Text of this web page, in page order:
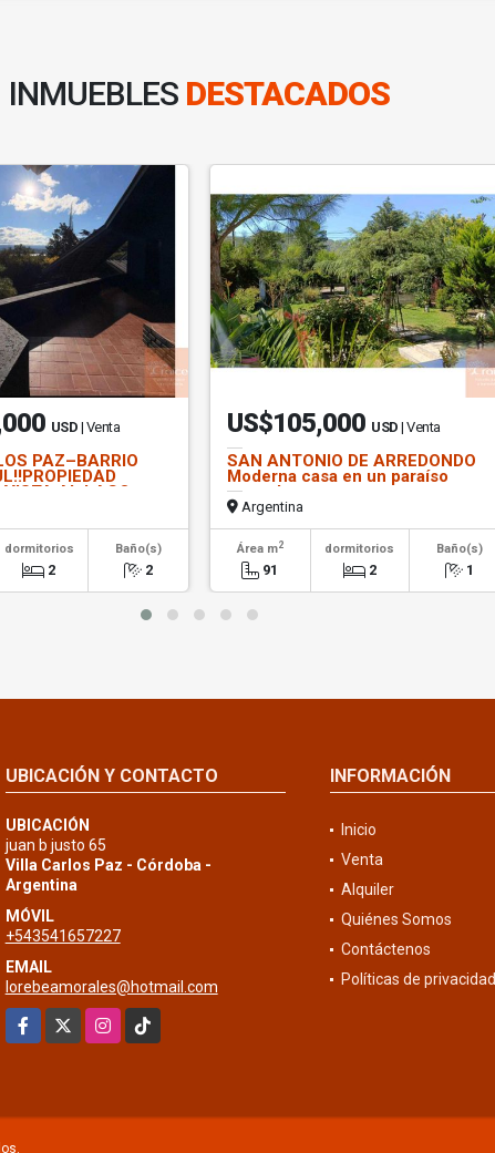
INMUEBLES DESTACADOS
USD | Venta
PAZ–BARRIO
AL LAGO
dormitorios
2
Baño(s)
2
US$105,000 USD | Venta
SAN ANTONIO DE ARREDONDO
Moderna casa en un paraíso
natural
Argentina
Área m2
91
dormitorios
2
Baño(s)
1
UBICACIÓN Y CONTACTO
UBICACIÓN
juan b justo 65
Villa Carlos Paz - Córdoba -
Argentina
MÓVIL
+543541657227
EMAIL
lorebeamorales@hotmail.com
Facebook
Instagram
TikTok
INFORMACIÓN
Inicio
Venta
Alquiler
Quiénes Somos
Contáctenos
Políticas de privacidad